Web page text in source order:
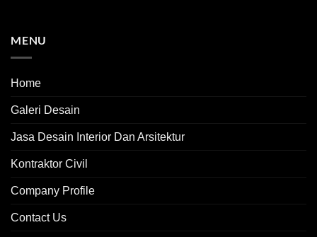
MENU
Home
Galeri Desain
Jasa Desain Interior Dan Arsitektur
Kontraktor Civil
Company Profile
Contact Us